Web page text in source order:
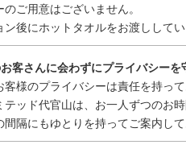
ご用意はございません。
後にホットタオルをお渡しして
客さんに会わずにプライバシーを
様のプライバシーは責任を持って
ッド代官山は、お一人ずつのお
隔にもゆとりを持ってご案内して